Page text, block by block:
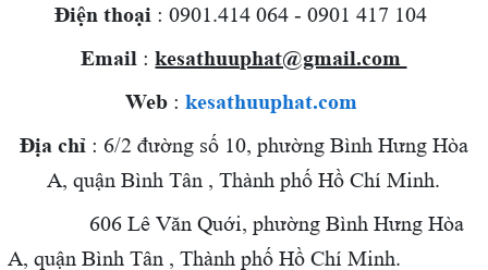
Điện thoại : 0901.414 064 - 0901 417 104
Email :kesathuuphat@gmail.com
Web : kesathuuphat.com
Địa chỉ : 6/2 đường số 10, phường Bình Hưng Hòa
A, quận Bình Tân , Thành phố Hồ Chí Minh.
606 Lê Văn Quới, phường Bình Hưng Hòa
A, quận Bình Tân , Thành phố Hồ Chí Minh.